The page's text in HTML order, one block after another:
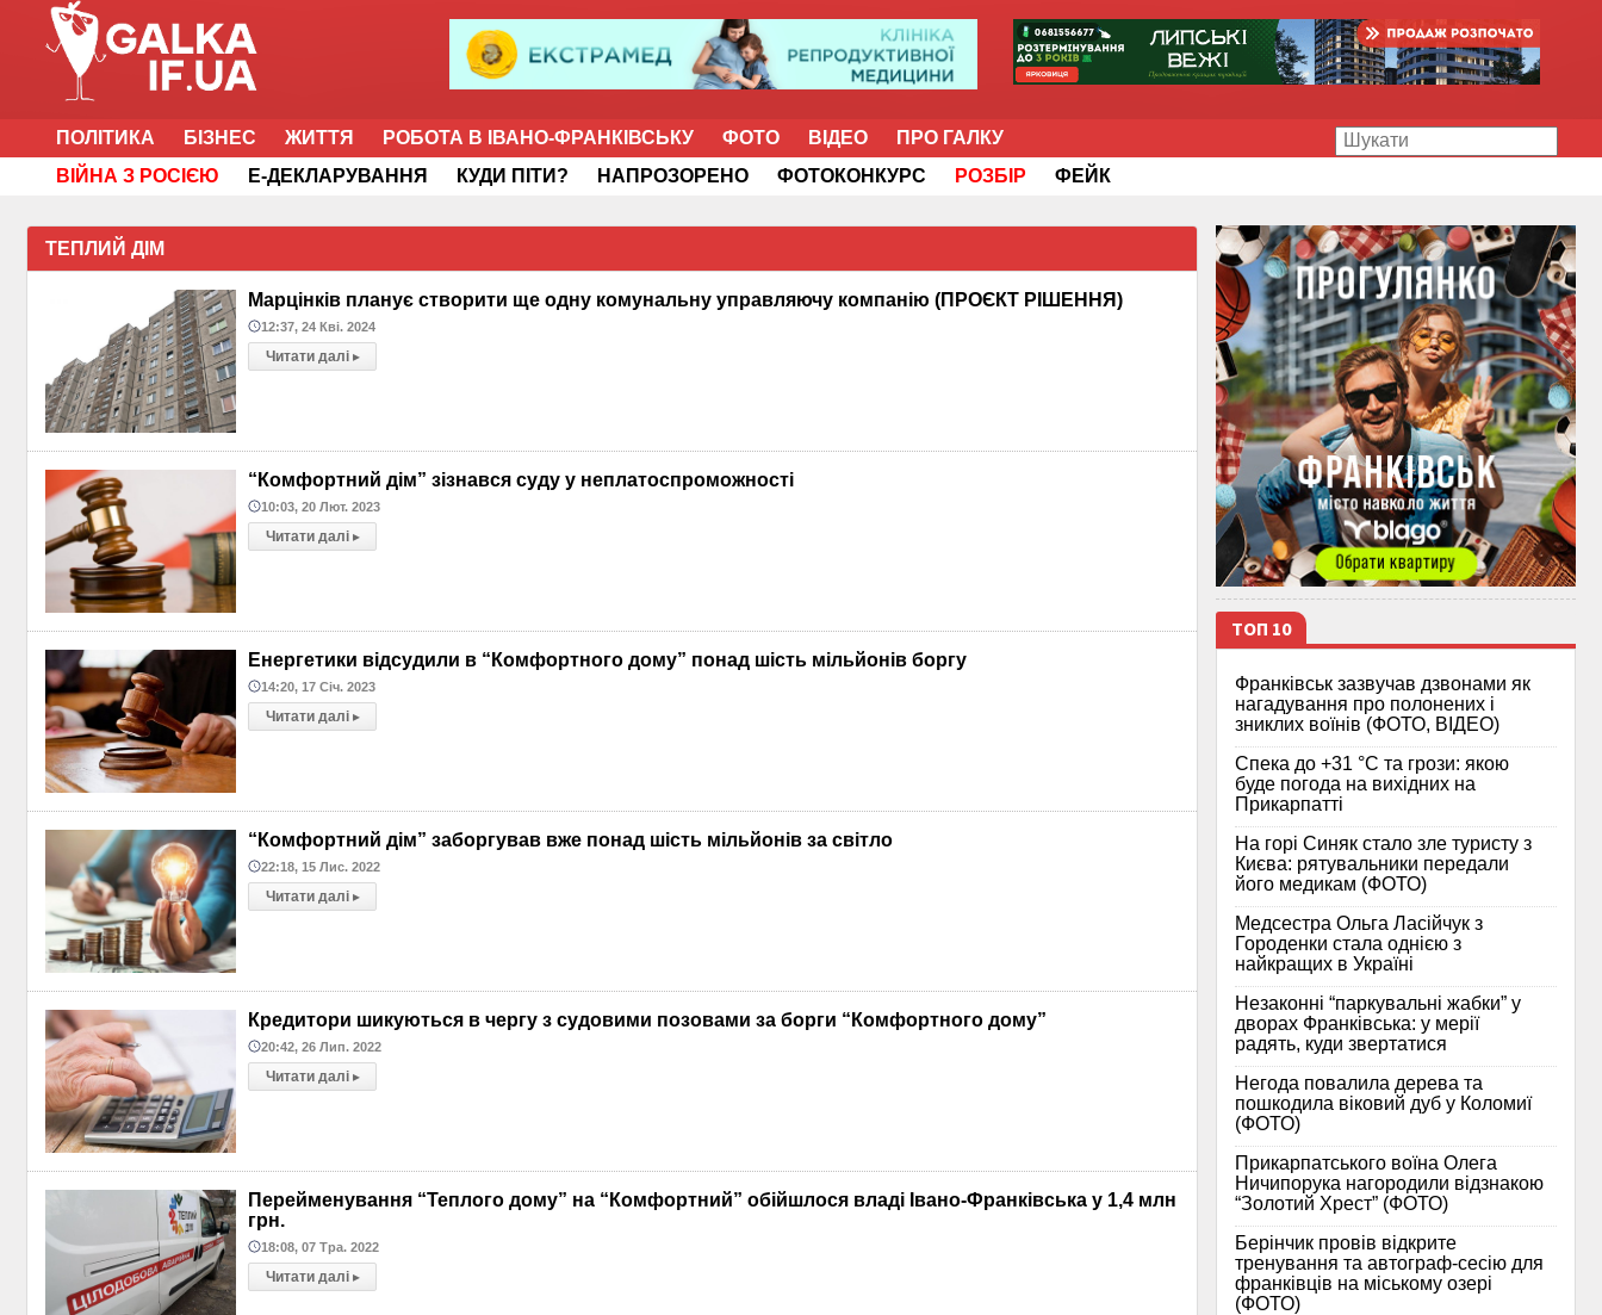
ПОЛІТИКА БІЗНЕС ЖИТТЯ РОБОТА В ІВАНО-ФРАНКІВСЬКУ ФОТО ВІДЕО
ПРО ГАЛКУ
ВІЙНА З РОСІЄЮ
Е-ДЕКЛАРУВАННЯ КУДИ ПІТИ? НАПРОЗОРЕНО ФОТОКОНКУРС РОЗБІР ФЕЙК
ТЕПЛИЙ ДІМ
Марцінків планує створити ще одну комунальну управляючу компанію (ПРОЄКТ РІШЕННЯ)
12:37, 24 Кві. 2024
Читати далі ▸
“Комфортний дім” зізнався суду у неплатоспроможності
10:03, 20 Лют. 2023
Читати далі ▸
Енергетики відсудили в “Комфортного дому” понад шість мільйонів боргу
14:20, 17 Січ. 2023
Читати далі ▸
“Комфортний дім” заборгував вже понад шість мільйонів за світло
22:18, 15 Лис. 2022
Читати далі ▸
Кредитори шикуються в чергу з судовими позовами за борги “Комфортного дому”
20:42, 26 Лип. 2022
Читати далі ▸
Перейменування “Теплого дому” на “Комфортний” обійшлося владі Івано-Франківська у 1,4 млн
грн.
18:08, 07 Тра. 2022
Читати далі ▸
ТОП 10
Франківськ зазвучав дзвонами як
нагадування про полонених і
зниклих воїнів (ФОТО, ВІДЕО)
Спека до +31 °C та грози: якою
буде погода на вихідних на
Прикарпатті
На горі Синяк стало зле туристу з
Києва: рятувальники передали
його медикам (ФОТО)
Медсестра Ольга Ласійчук з
Городенки стала однією з
найкращих в Україні
Незаконні “паркувальні жабки” у
дворах Франківська: у мерії
радять, куди звертатися
Негода повалила дерева та
пошкодила віковий дуб у Коломиї
(ФОТО)
Прикарпатського воїна Олега
Ничипорука нагородили відзнакою
“Золотий Хрест” (ФОТО)
Берінчик провів відкрите
тренування та автограф-сесію для
франківців на міському озері
(ФОТО)